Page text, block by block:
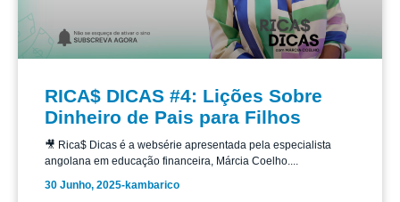
RICA$ DICAS #4: Lições Sobre
Dinheiro de Pais para Filhos
🎥 Rica$ Dicas é a websérie apresentada pela especialista
angolana em educação financeira, Márcia Coelho....
30 Junho, 2025-kambarico